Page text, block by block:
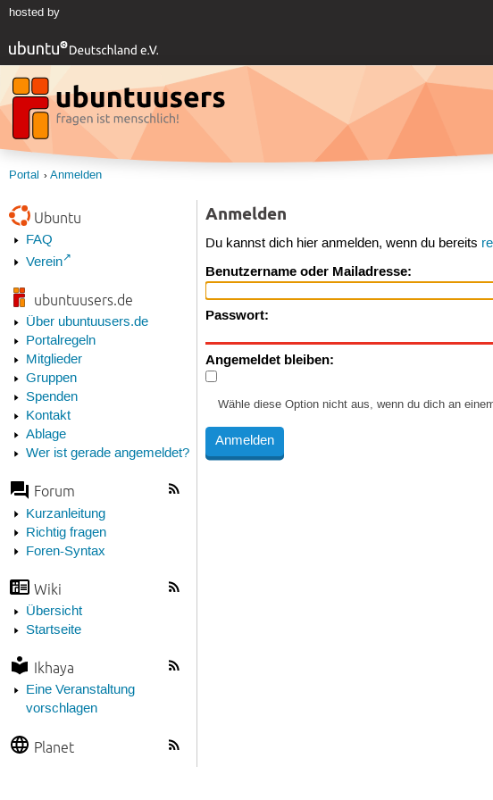
hosted by
Portal Anmelden
Ubuntu
FAQ
Verein
ubuntuusers.de
Über ubuntuusers.de
Portalregeln
Mitglieder
Gruppen
Spenden
Kontakt
Ablage
Wer ist gerade angemeldet?
Forum
Kurzanleitung
Richtig fragen
Foren-Syntax
Wiki
Übersicht
Startseite
Ikhaya
Eine Veranstaltung
vorschlagen
Planet
Anmelden
Du kannst dich hier anmelden, wenn du bereits
Benutzername oder Mailadresse:
Passwort:
Angemeldet bleiben:
Wähle diese Option nicht aus, wenn du dich an